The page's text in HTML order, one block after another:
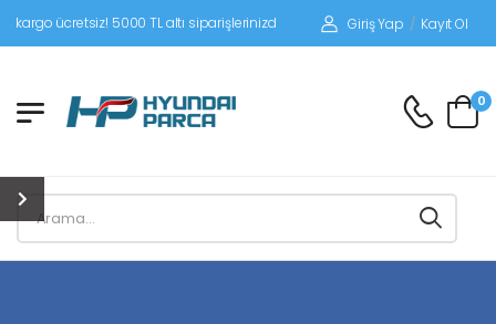
5000 TL altı siparişlerinizde siparişleriniz alıcı ödemeli gönderilir.
Giriş Yap / Kayıt Ol
0